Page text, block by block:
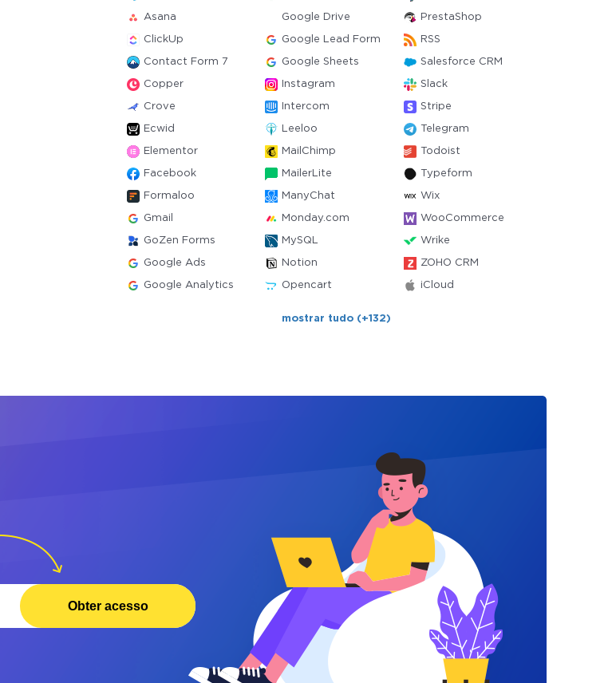
Asana Google Drive PrestaShop
ClickUp Google Lead Form RSS
Contact Form 7 Google Sheets Salesforce CRM
Copper Instagram Slack
Crove Intercom Stripe
Ecwid Leeloo Telegram
Elementor MailChimp Todoist
Facebook MailerLite Typeform
Formaloo ManyChat Wix
Gmail Monday.com WooCommerce
GoZen Forms MySQL Wrike
Google Ads Notion ZOHO CRM
Google Analytics Opencart iCloud
mostrar tudo (+132)
Obter acesso